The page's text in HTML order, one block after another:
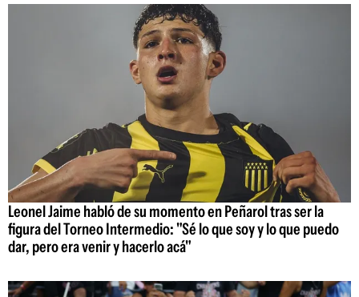
Leonel Jaime habló de su momento en Peñarol tras ser la
figura del Torneo Intermedio: "Sé lo que soy y lo que puedo
dar, pero era venir y hacerlo acá"